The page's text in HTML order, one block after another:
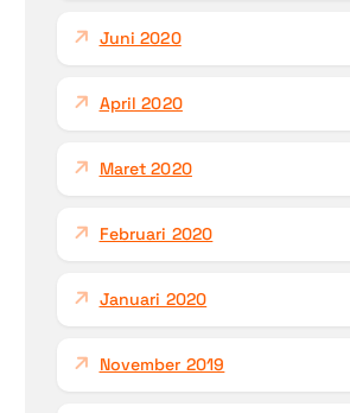
Juni 2020
April 2020
Maret 2020
Februari 2020
Januari 2020
November 2019